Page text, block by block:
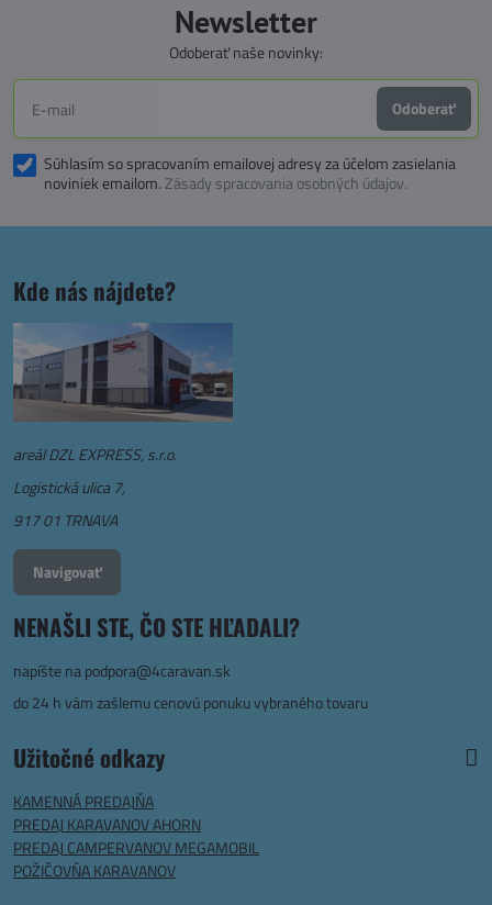
Newsletter
Odoberať naše novinky:
Odoberať
Súhlasím so spracovaním emailovej adresy za účelom zasielania
noviniek emailom.Zásady spracovania osobných údajov.
Kde nás nájdete?
areál DZL EXPRESS, s.r.o.
Logistická ulica 7,
917 01 TRNAVA
Navigovať
NENAŠLI STE, ČO STE HĽADALI?
napíšte napodpora@4caravan.sk
do 24 h vám zašlemu cenovú ponuku vybraného tovaru
Užitočné odkazy
KAMENNÁ PREDAJŇA
PREDAJ KARAVANOV AHORN
PREDAJ CAMPERVANOV MEGAMOBIL
POŽIČOVŇA KARAVANOV